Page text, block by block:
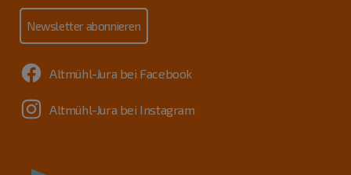
Newsletter abonnieren
Altmühl-Jura bei Facebook
Altmühl-Jura bei Instagram